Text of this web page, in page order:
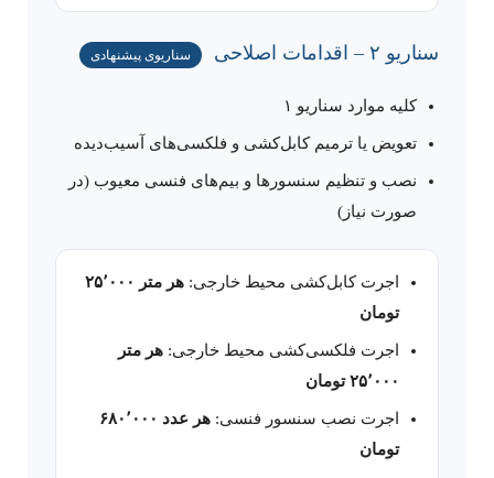
سناریو ۲ – اقدامات اصلاحی سناریوی پیشنهادی
کلیه موارد سناریو ۱
تعویض یا ترمیم کابل‌کشی و فلکسی‌های آسیب‌دیده
نصب و تنظیم سنسورها و بیم‌های فنسی معیوب (در
صورت نیاز)
اجرت کابل‌کشی محیط خارجی:
هر متر ۲۵٬۰۰۰
تومان
اجرت فلکسی‌کشی محیط خارجی: هر متر
۲۵٬۰۰۰ تومان
اجرت نصب سنسور فنسی:
هر عدد ۶۸۰٬۰۰۰
تومان